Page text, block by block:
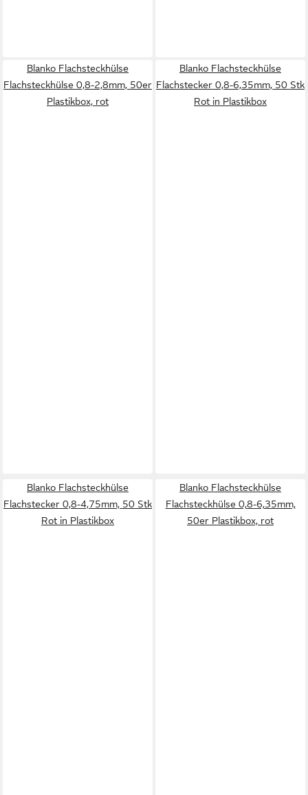
Blanko Flachsteckhülse
Flachsteckhülse 0,8-2,8mm, 50er
Plastikbox, rot
Blanko Flachsteckhülse
Flachstecker 0,8-6,35mm, 50 Stk
Rot in Plastikbox
Blanko Flachsteckhülse
Flachstecker 0,8-4,75mm, 50 Stk
Rot in Plastikbox
Blanko Flachsteckhülse
Flachsteckhülse 0,8-6,35mm,
50er Plastikbox, rot